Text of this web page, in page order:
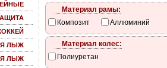
ЛЫЖ
ЛЫЖ
Материал рамы:
Композит
Аллюминий
Материал колес:
Полиуретан